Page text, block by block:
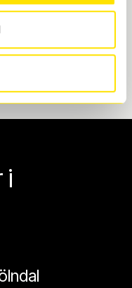
en säker körning.
i